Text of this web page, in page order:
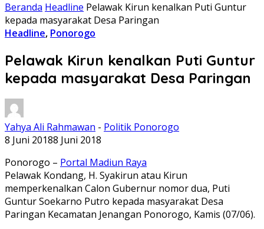
Beranda Headline Pelawak Kirun kenalkan Puti Guntur
kepada masyarakat Desa Paringan
Headline, Ponorogo
Pelawak Kirun kenalkan Puti Guntur
kepada masyarakat Desa Paringan
Yahya Ali Rahmawan - Politik Ponorogo
8 Juni 20188 Juni 2018
Ponorogo – Portal Madiun Raya
Pelawak Kondang, H. Syakirun atau Kirun
memperkenalkan Calon Gubernur nomor dua, Puti
Guntur Soekarno Putro kepada masyarakat Desa
Paringan Kecamatan Jenangan Ponorogo, Kamis (07/06).